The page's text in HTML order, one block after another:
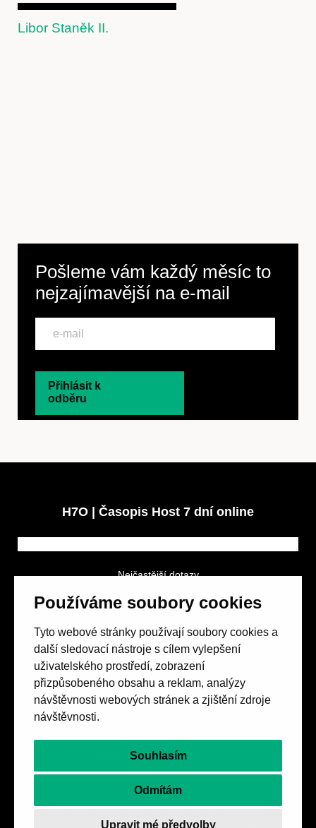
Používáme soubory cookies
Tyto webové stránky používají soubory cookies a
další sledovací nástroje s cílem vylepšení
uživatelského prostředí, zobrazení
přizpůsobeného obsahu a reklam, analýzy
návštěvnosti webových stránek a zjištění zdroje
návštěvnosti.
Souhlasím
Odmítám
Upravit mé předvolby
Libor Staněk II.
Pošleme vám každý měsíc to
nejzajímavější na e-mail
Přihlásit k
odběru
H7O | Časopis Host 7 dní online
Nejčastější dotazy
Obchodní podmínky
Spolek přátel vydávání
657 42 Brno-střed
objednavky@casopishost.cz
+420 775 995 695
Revue Host vychází s laskavou finanční podporou
Ministerstva kultury ČR a statutárního města Brna.